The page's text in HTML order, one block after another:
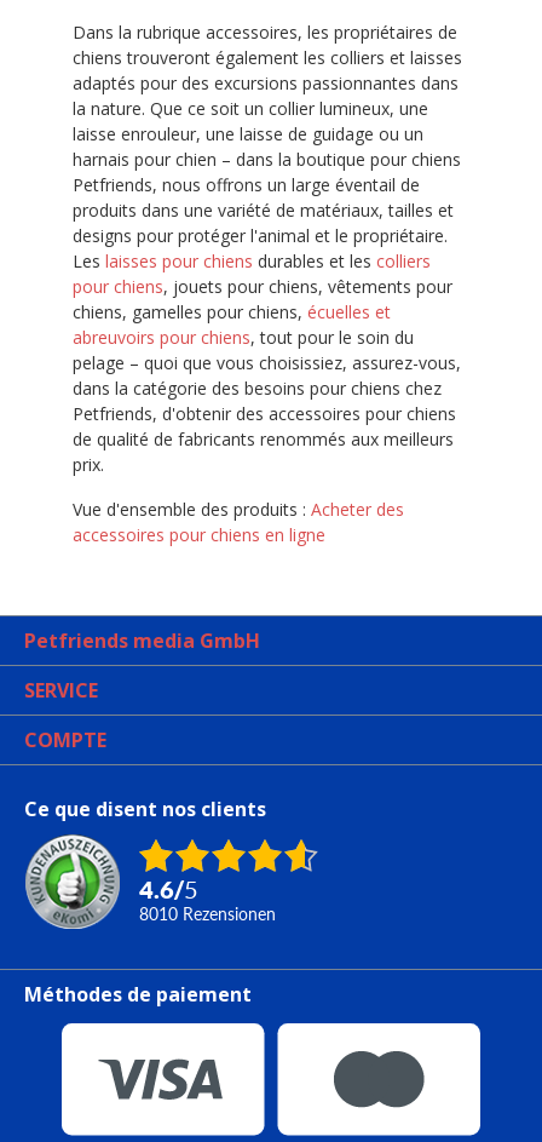
Dans la rubrique accessoires, les propriétaires de
chiens trouveront également les colliers et laisses
adaptés pour des excursions passionnantes dans
la nature. Que ce soit un collier lumineux, une
laisse enrouleur, une laisse de guidage ou un
harnais pour chien – dans la boutique pour chiens
Petfriends, nous offrons un large éventail de
produits dans une variété de matériaux, tailles et
designs pour protéger l'animal et le propriétaire.
Les laisses pour chiens durables et les colliers
pour chiens, jouets pour chiens, vêtements pour
chiens, gamelles pour chiens, écuelles et
abreuvoirs pour chiens, tout pour le soin du
pelage – quoi que vous choisissiez, assurez-vous,
dans la catégorie des besoins pour chiens chez
Petfriends, d'obtenir des accessoires pour chiens
de qualité de fabricants renommés aux meilleurs
prix.
Vue d'ensemble des produits : Acheter des
accessoires pour chiens en ligne
Petfriends media GmbH
SERVICE
COMPTE
Ce que disent nos clients
4.6/5
8010 Rezensionen
Méthodes de paiement